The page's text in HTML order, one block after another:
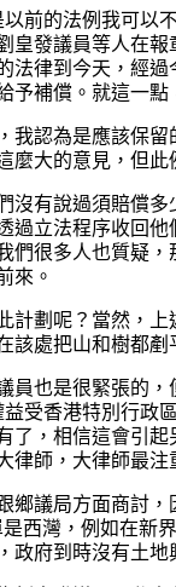
前的法例我可以
皇發議員等人在
法律到今天，經
予補償。就這一
我認為是應該保
麼大的意見，但
沒有說過須賠償
過立法程序收回
們很多人也質疑
來。
計劃呢？當然，
該處把山和樹都
員也是很緊張的
益受香港特別行
了，相信這會引
律師，大律師最
鄉議局方面商討
西灣，例如在新
政府到時沒有土